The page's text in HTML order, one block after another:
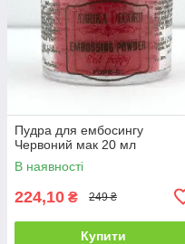
Пудра для ембосингу
Червоний мак 20 мл
В наявності
224,10 ₴ 249 ₴
Купити